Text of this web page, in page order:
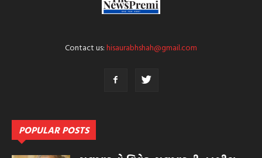
Contact us:hisaurabhshah@gmail.com
POPULAR POSTS